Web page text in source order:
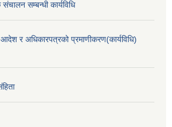
सम्बन्धी कार्यविधि
आदेश र अधिकारपत्रको प्रमाणीकरण(कार्यविधि)